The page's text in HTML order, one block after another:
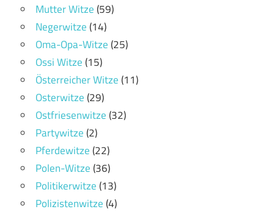
Mutter Witze(59)
Negerwitze(14)
Oma-Opa-Witze(25)
Ossi Witze(15)
Österreicher Witze(11)
Osterwitze(29)
Ostfriesenwitze(32)
Partywitze(2)
Pferdewitze(22)
Polen-Witze(36)
Politikerwitze(13)
Polizistenwitze(4)